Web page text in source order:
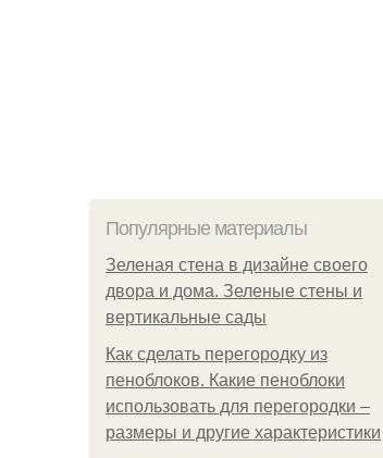
Популярные материалы
Зеленая стена в дизайне своего
двора и дома. Зеленые стены и
вертикальные сады
Как сделать перегородку из
пеноблоков. Какие пеноблоки
использовать для перегородки –
размеры и другие характеристики